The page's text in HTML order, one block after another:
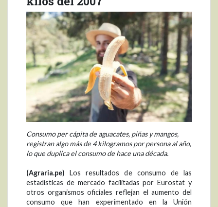
Consumo per cápita de aguacates, piñas y mangos,
registran algo más de 4 kilogramos por persona al año,
lo que duplica el consumo de hace una década.
(Agraria.pe) Los resultados de consumo de las
estadísticas de mercado facilitadas por Eurostat y
otros organismos oficiales reflejan el aumento del
consumo que han experimentado en la Unión